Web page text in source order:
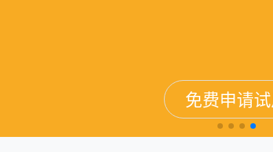
免费申请
免费申请
免费申请
免费申请